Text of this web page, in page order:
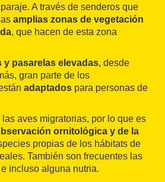
A través de senderos que
amplias zonas de vegetación
, que hacen de esta zona
pasarelas elevadas, desde
gran parte de los
adaptados para personas de
aves migratorias, por lo que es
ornitológica y de la
propias de los hábitats de
También son frecuentes las
incluso alguna nutria.